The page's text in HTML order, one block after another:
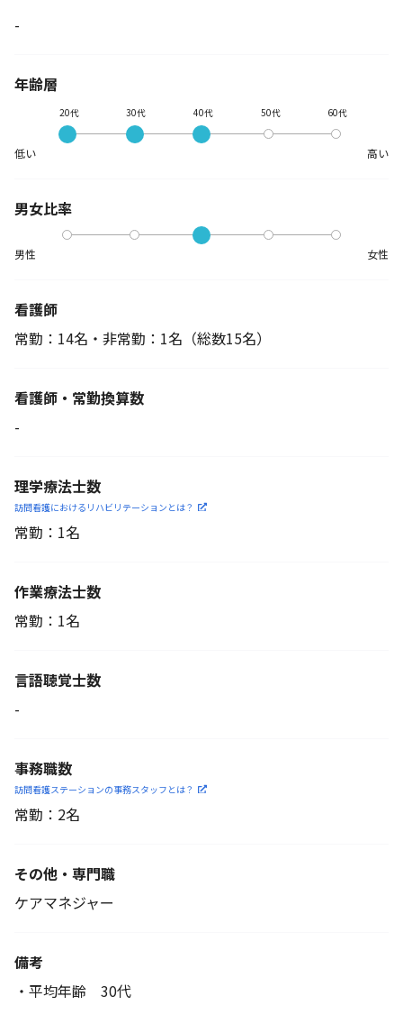
-
年齢層
低い
20代 30代 40代 50代 60代
高い
男女比率
男性 女性
看護師
常勤：14名・非常勤：1名 （総数15名）
看護師・常勤換算数
-
理学療法士数
訪問看護におけるリハビリ テーションとは？
常勤：1名
作業療法士数
常勤：1名
言語聴覚士数
-
事務職数
訪問看護ステーションの事務スタッフとは？
常勤：2名
その他・専門職
ケアマネジャー
備考
・平均年齢 30代